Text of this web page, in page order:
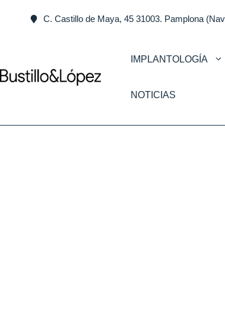
C. Castillo de Maya, 45 31003. Pamplona
IMPLANTOLOGÍA
NOTICIAS